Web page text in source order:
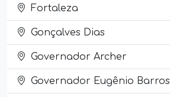
Fortaleza
Gonçalves Dias
Governador Archer
Governador Eugênio Barros